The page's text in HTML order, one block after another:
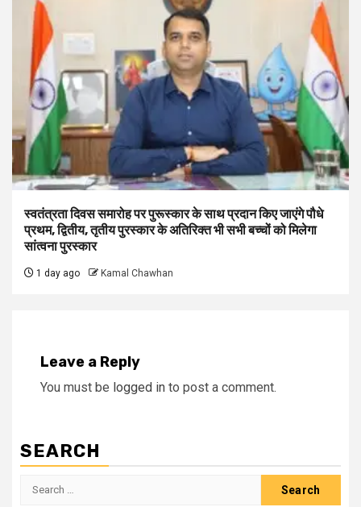
स्वतंत्रता दिवस समारोह पर पुरूस्‍कार के साथ प्रदान किए जाएंगे पौधे
प्रथम, द्वितीय, तृतीय पुरस्कार के अतिरिक्त भी सभी बच्चों को मिलेगा
सांत्वना पुरस्कार
1 day ago Kamal Chawhan
Leave a Reply
You must be logged in to post a comment.
SEARCH
Search